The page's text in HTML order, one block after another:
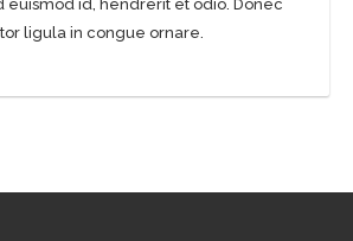
euismod id, hendrerit et odio. Donec
ligula in congue ornare.